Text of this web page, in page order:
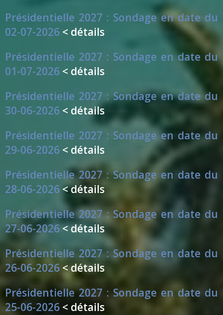
Présidentielle 2027 : Sondage en date du
02-07-2026 < détails
Présidentielle 2027 : Sondage en date du
01-07-2026 < détails
Présidentielle 2027 : Sondage en date du
30-06-2026 < détails
Présidentielle 2027 : Sondage en date du
29-06-2026 < détails
Présidentielle 2027 : Sondage en date du
28-06-2026 < détails
Présidentielle 2027 : Sondage en date du
27-06-2026< détails
Présidentielle 2027 : Sondage en date du
26-06-2026 < détails
Présidentielle 2027 : Sondage en date du
25-06-2026 < détails